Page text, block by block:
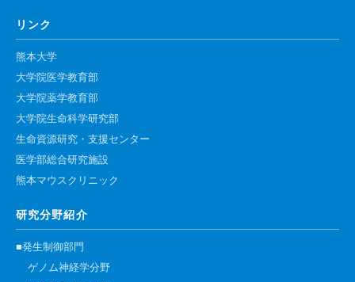
リンク
熊本大学
大学院医学教育部
大学院薬学教育部
大学院生命科学研究部
生命資源研究・支援センター
医学部総合研究施設
熊本マウスクリニック
研究分野紹介
■発生制御部門
ゲノム神経学分野